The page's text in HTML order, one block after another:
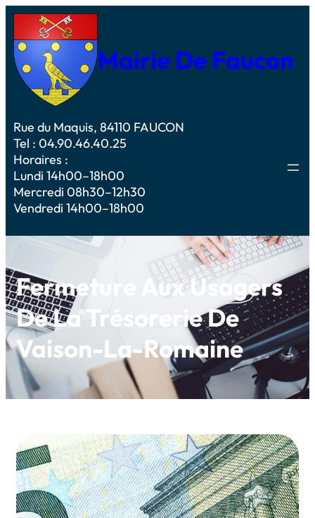
Mairie De Faucon
Rue du Maquis, 84110 FAUCON
Tel : 04.90.46.40.25
Horaires :
Lundi 14h00–18h00
Mercredi 08h30–12h30
Vendredi 14h00–18h00
Fermeture Aux Usagers
De La Trésorerie De
Vaison-La-Romaine